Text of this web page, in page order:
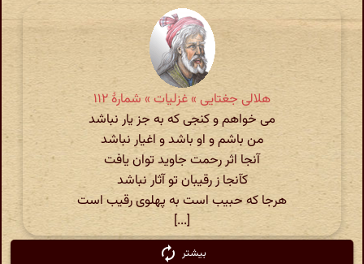
هلالی جغتایی » غزلیات » شمارهٔ ۱۱۲
می خواهم و کنجی که به جز یار نباشد
من باشم و او باشد و اغیار نباشد
آنجا اثر رحمت جاوید توان یافت
کآنجا ز رقیبان تو آثار نباشد
هرجا که حبیب است به پهلوی رقیب است
[...]
بیشتر